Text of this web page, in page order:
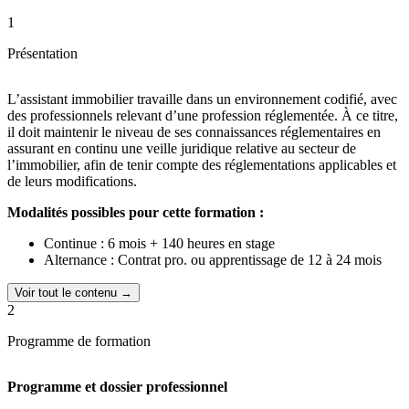
1
Présentation
L’assistant immobilier travaille dans un environnement codifié, avec
des professionnels relevant d’une profession réglementée. À ce titre,
il doit maintenir le niveau de ses connaissances réglementaires en
assurant en continu une veille juridique relative au secteur de
l’immobilier, afin de tenir compte des réglementations applicables et
de leurs modifications.
Modalités possibles pour cette formation :
Continue : 6 mois + 140 heures en stage
Alternance : Contrat pro. ou apprentissage de 12 à 24 mois
Voir tout le contenu →
2
Programme de formation
Programme et dossier professionnel